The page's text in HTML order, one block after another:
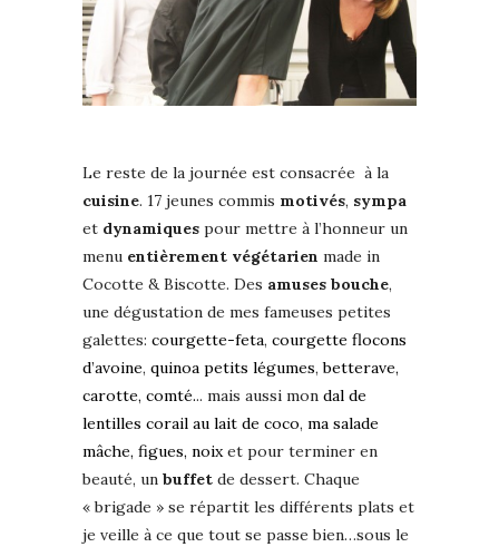
Le reste de la journée est consacrée à la
cuisine. 17 jeunes commis motivés, sympa
et dynamiques pour mettre à l’honneur un
menu entièrement végétarien made in
Cocotte & Biscotte. Des amuses bouche,
une dégustation de mes fameuses petites
galettes: courgette-feta, courgette flocons
d’avoine, quinoa petits légumes,betterave,
carotte, comté... mais aussi mon dal de
lentilles corail au lait de coco, ma salade
mâche, figues, noixet pour terminer en
beauté, un buffet de dessert. Chaque
« brigade » se répartit les différents plats et
je veille à ce que tout se passe bien…sous le